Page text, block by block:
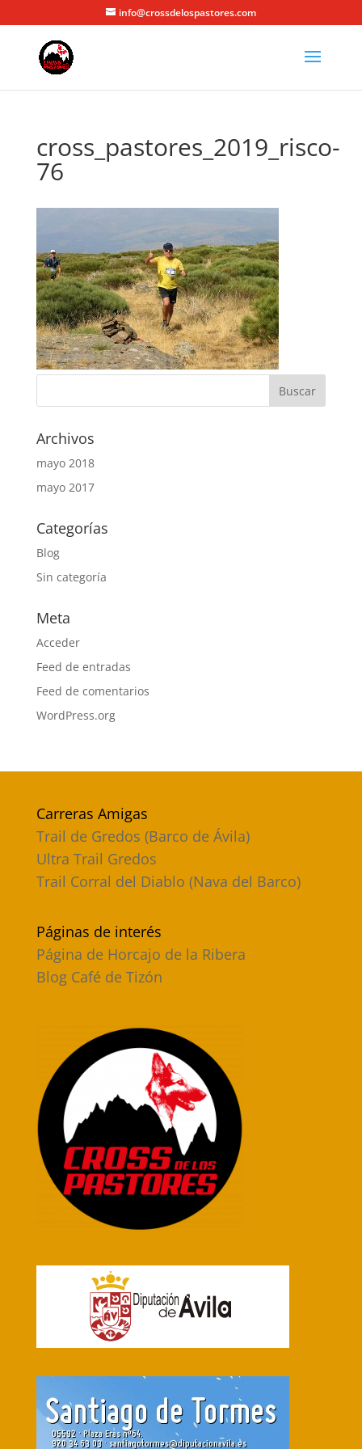
info@crossdelospastores.com
cross_pastores_2019_risco-
76
Archivos
mayo 2018
mayo 2017
Categorías
Blog
Sin categoría
Meta
Acceder
Feed de entradas
Feed de comentarios
WordPress.org
Carreras Amigas
Trail de Gredos (Barco de Ávila)
Ultra Trail Gredos
Trail Corral del Diablo (Nava del Barco)
Páginas de interés
Página de Horcajo de la Ribera
Blog Café de Tizón